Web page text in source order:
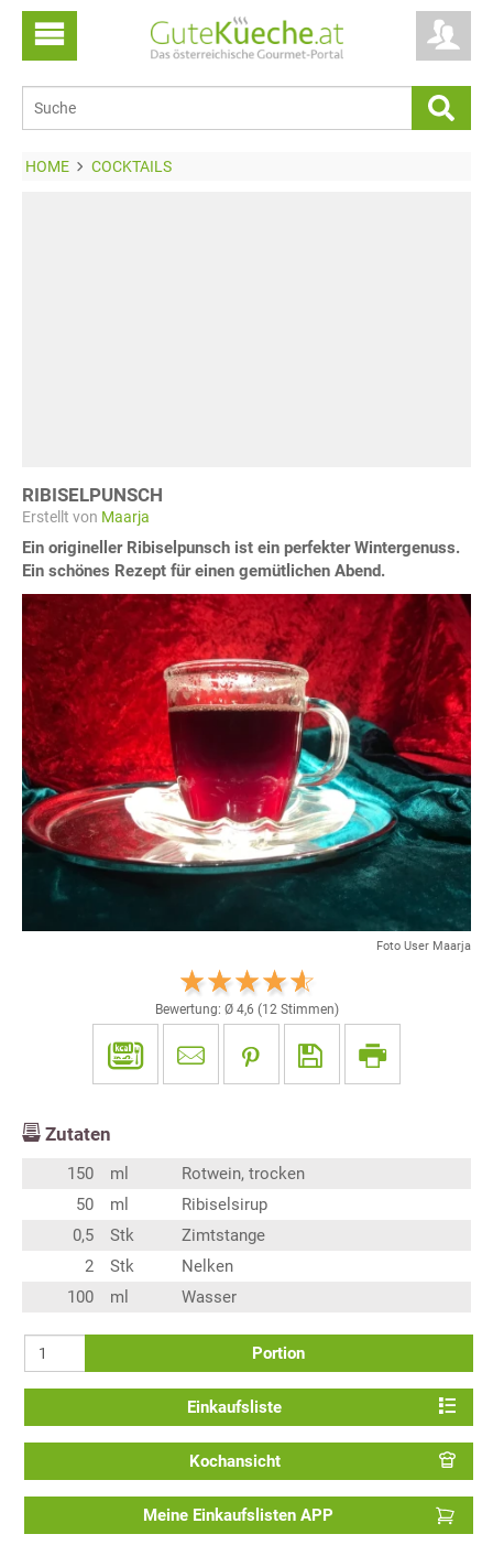
HOME COCKTAILS
RIBISELPUNSCH
Erstellt von Maarja
Ein origineller Ribiselpunsch ist ein perfekter Wintergenuss.
Ein schönes Rezept für einen gemütlichen Abend.
Foto User Maarja
Bewertung: Ø 4,6 (12Stimmen)
Zutaten
150 ml
Rotwein, trocken
50
ml
Ribiselsirup
0,5
Stk
Zimtstange
2
Stk
Nelken
100
ml Wasser
Portion
Einkaufsliste
Kochansicht
Meine Einkaufslisten APP